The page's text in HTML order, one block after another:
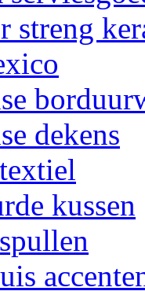
streng
dekens
kussen